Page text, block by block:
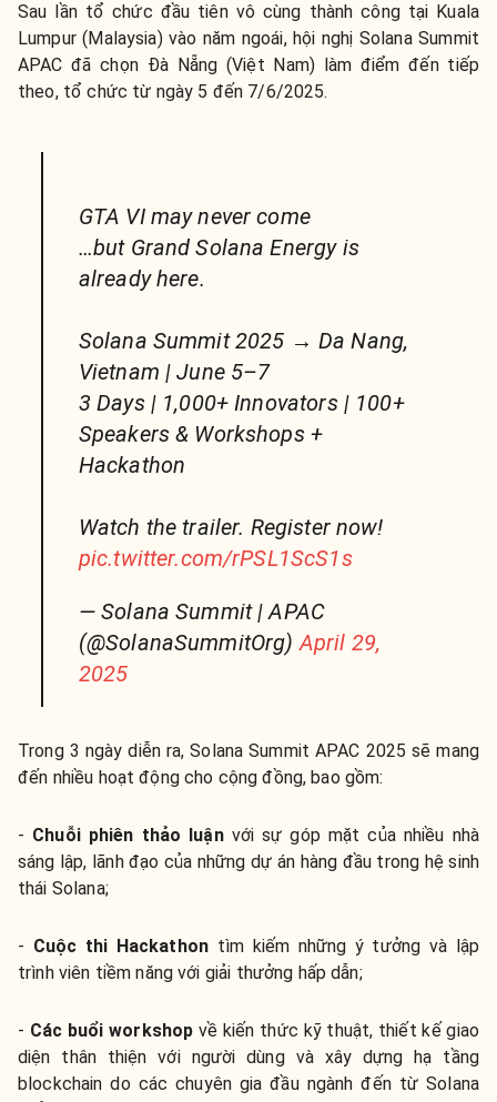
Sau lần tổ chức đầu tiên vô cùng thành công tại Kuala
Lumpur (Malaysia) vào năm ngoái, hội nghị Solana Summit
APAC đã chọn Đà Nẵng (Việt Nam) làm điểm đến tiếp
theo, tổ chức từ ngày 5 đến 7/6/2025.
GTA VI may never come
…but Grand Solana Energy is
already here.
Solana Summit 2025 → Da Nang,
Vietnam | June 5–7
3 Days | 1,000+ Innovators | 100+
Speakers & Workshops +
Hackathon
Watch the trailer. Register now!
pic.twitter.com/rPSL1ScS1s
— Solana Summit | APAC
(@SolanaSummitOrg)April 29,
2025
Trong 3 ngày diễn ra, Solana Summit APAC 2025 sẽ mang
đến nhiều hoạt động cho cộng đồng, bao gồm:
- Chuỗi phiên thảo luậnvới sự góp mặt của nhiều nhà
sáng lập, lãnh đạo của những dự án hàng đầu trong hệ sinh
thái Solana;
- Cuộc thi Hackathon tìm kiếm những ý tưởng và lập
trình viên tiềm năng với giải thưởng hấp dẫn;
- Các buổi workshop về kiến thức kỹ thuật, thiết kế giao
diện thân thiện với người dùng và xây dựng hạ tầng
blockchain do các chuyên gia đầu ngành đến từ Solana